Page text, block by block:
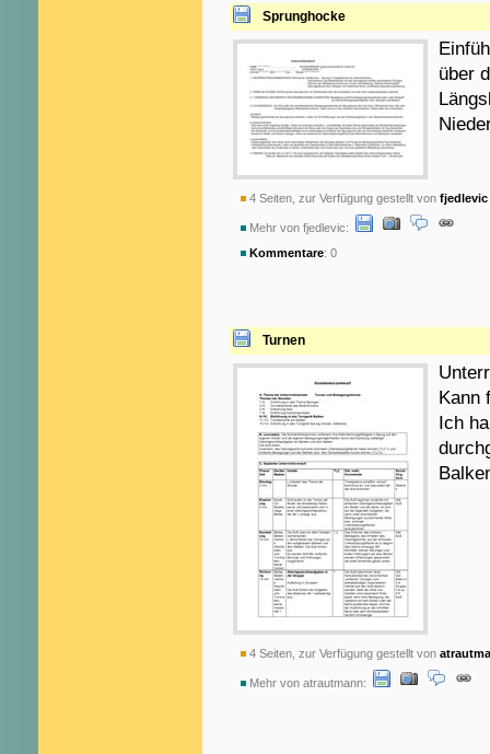
Sprunghocke
über
4 Seiten, zur Verfügung gestellt von fjedlevic
Mehr von fjedlevic:
Kommentare: 0
Turnen
Kann
Ich
4 Seiten, zur Verfügung gestellt von
Mehr von atrautmann: